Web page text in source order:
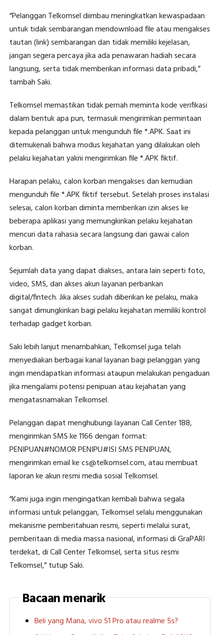
“Pelanggan Telkomsel diimbau meningkatkan kewaspadaan
untuk tidak sembarangan mendownload file atau mengakses
tautan (link) sembarangan dan tidak memiliki kejelasan,
jangan segera percaya jika ada penawaran hadiah secara
langsung, serta tidak memberikan informasi data pribadi,”
tambah Saki.
Telkomsel memastikan tidak pernah meminta kode verifikasi
dalam bentuk apa pun, termasuk mengirimkan permintaan
kepada pelanggan untuk mengunduh file *.APK. Saat ini
ditemukenali bahwa modus kejahatan yang dilakukan oleh
pelaku kejahatan yakni mengirimkan file *.APK fiktif.
Harapan pelaku, calon korban mengakses dan kemudian
mengunduh file *.APK fiktif tersebut. Setelah proses instalasi
selesai, calon korban diminta memberikan izin akses ke
beberapa aplikasi yang memungkinkan pelaku kejahatan
mencuri data rahasia secara langsung dari gawai calon
korban.
Sejumlah data yang dapat diakses, antara lain seperti foto,
video, SMS, dan akses akun layanan perbankan
digital/fintech. Jika akses sudah diberikan ke pelaku, maka
sangat dimungkinkan bagi pelaku kejahatan memiliki kontrol
terhadap gadget korban.
Saki lebih lanjut menambahkan, Telkomsel juga telah
menyediakan berbagai kanal layanan bagi pelanggan yang
ingin mendapatkan informasi ataupun melakukan pengaduan
jika mengalami potensi penipuan atau kejahatan yang
mengatasnamakan Telkomsel.
Pelanggan dapat menghubungi layanan Call Center 188,
mengirimkan SMS ke 1166 dengan format:
PENIPUAN#NOMOR PENIPU#ISI SMS PENIPUAN,
mengirimkan email ke cs@telkomsel.com, atau membuat
laporan ke akun resmi media sosial Telkomsel.
“Kami juga ingin mengingatkan kembali bahwa segala
informasi untuk pelanggan, Telkomsel selalu menggunakan
mekanisme pemberitahuan resmi, seperti melalui surat,
pemberitaan di media massa nasional, informasi di GraPARI
terdekat, di Call Center Telkomsel, serta situs resmi
Telkomsel,” tutup Saki.
Bacaan menarik
Beli yang Mana, vivo S1 Pro atau realme 5s?